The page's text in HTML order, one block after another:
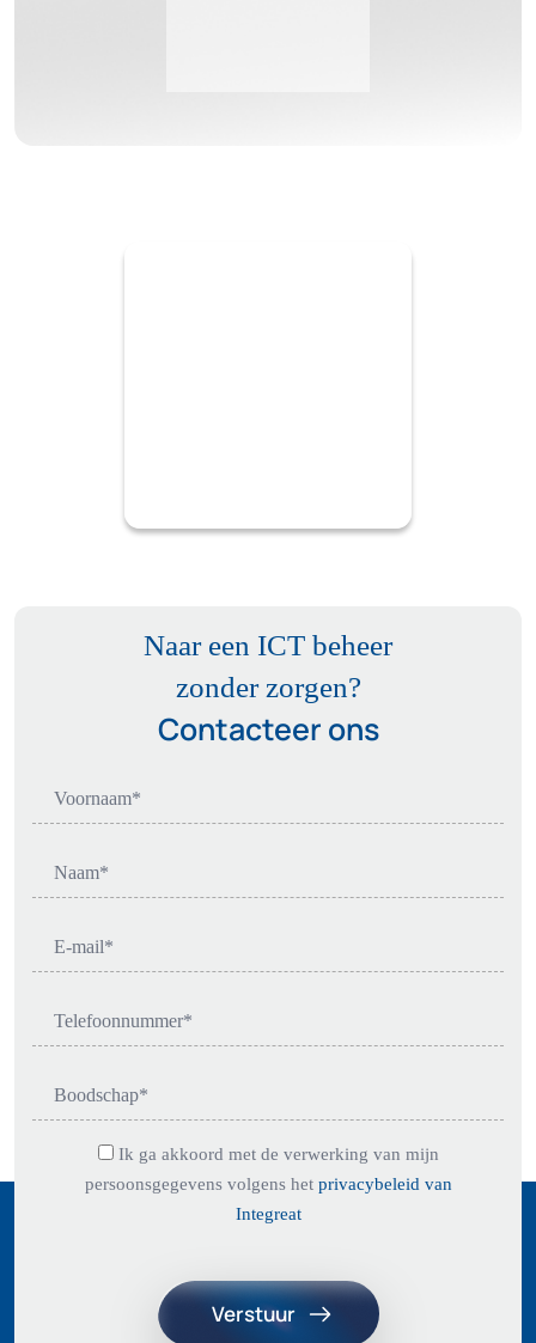
Naar een ICT beheer
zonder zorgen?
Contacteer ons
Ik ga akkoord met de verwerking van mijn
persoonsgegevens volgens het privacybeleid van
Integreat